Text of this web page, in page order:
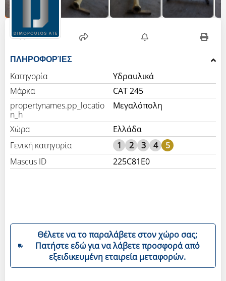
ΠΛΗΡΟΦΟΡΊΕΣ
Κατηγορία
Υδραυλικά
Μάρκα
CAT 245
propertynames.pp_locatio
n_h
Μεγαλόπολη
Χώρα
Ελλάδα
Γενική κατηγορία
1 2 3 4
5
Mascus ID
225C81E0
Θέλετε να το παραλάβετε στον χώρο σας;
Πατήστε εδώ για να λάβετε προσφορά από
εξειδικευμένη εταιρεία μεταφορών.